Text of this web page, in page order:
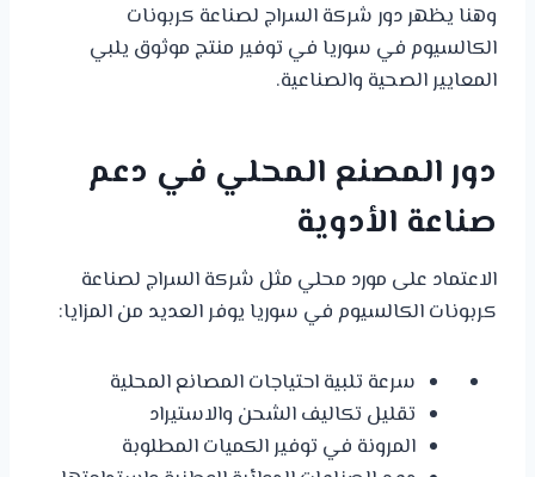
وهنا يظهر دور شركة السراج لصناعة كربونات
الكالسيوم في سوريا في توفير منتج موثوق يلبي
المعايير الصحية والصناعية.
دور المصنع المحلي في دعم
صناعة الأدوية
الاعتماد على مورد محلي مثل شركة السراج لصناعة
كربونات الكالسيوم في سوريا يوفر العديد من المزايا:
سرعة تلبية احتياجات المصانع المحلية
تقليل تكاليف الشحن والاستيراد
المرونة في توفير الكميات المطلوبة